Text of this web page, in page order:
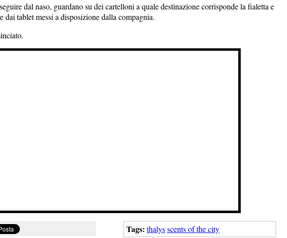
dal naso, guardano su dei cartelloni a quale destinazione corrisponde la fialetta e
dai tablet messi a disposizione dalla compagnia.
Tags: thalysscents of the city